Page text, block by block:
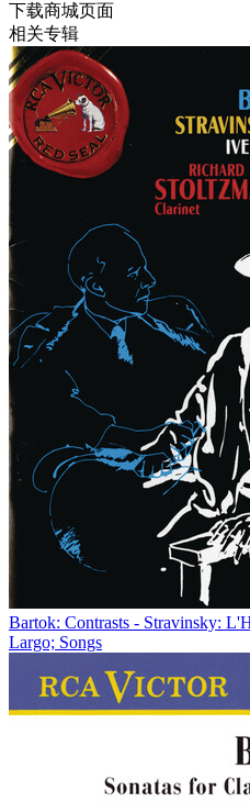
下载商城页面
相关专辑
Bartok: Contrasts - Stravinsky:
Largo; Songs